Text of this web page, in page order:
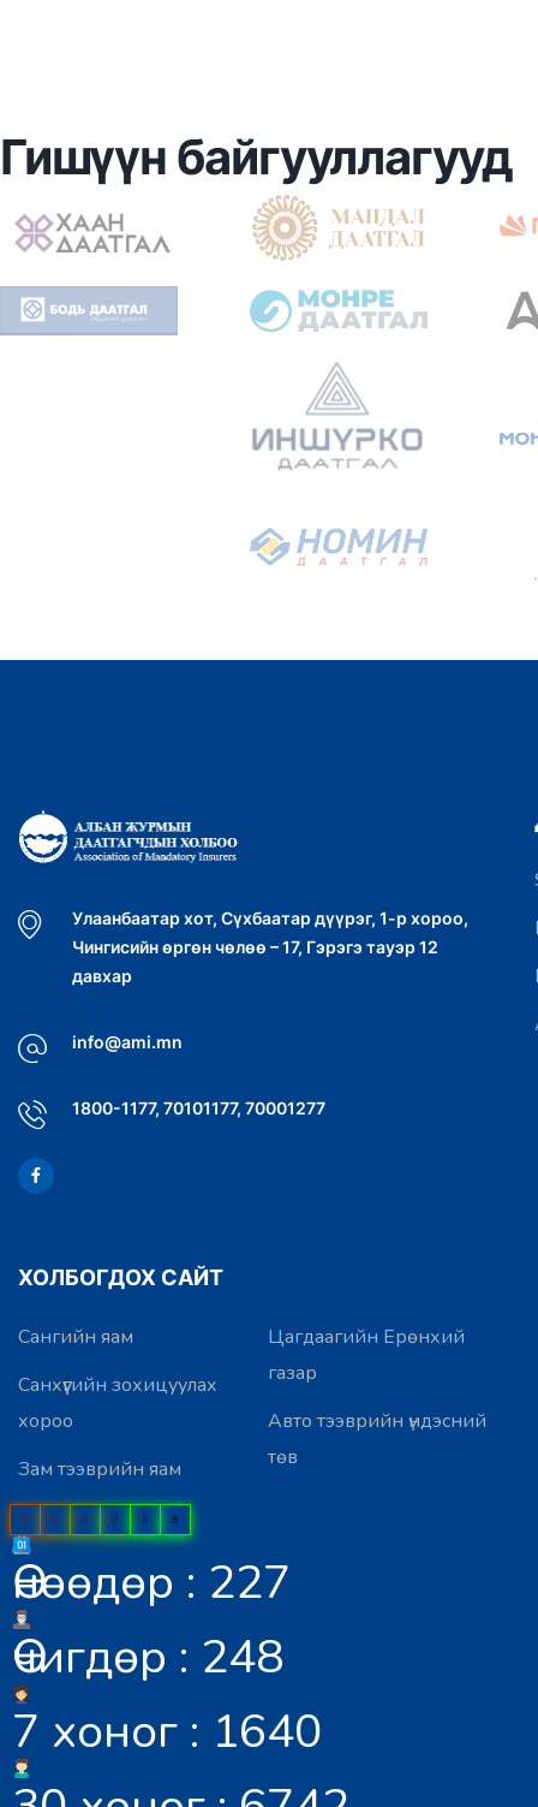
Гишүүн байгууллагууд
Улаанбаатар хот, Сүхбаатар дүүрэг, 1-р хороо,
Чингисийн өргөн чөлөө – 17, Гэрэгэ тауэр 12
давхар
info@ami.mn
1800-1177, 70101177, 70001277
ХОЛБОГДОХ САЙТ
Сангийн яам
Санхүүгийн зохицуулах
хороо
Зам тээврийн яам
Цагдаагийн Ерөнхий
газар
Авто тээврийн үндэсний
төв
0 5 0 0 3 8
Өнөөдөр : 227
Өчигдөр : 248
7 хоног : 1640